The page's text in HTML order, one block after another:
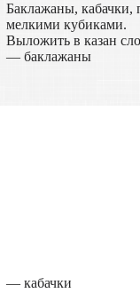
Баклажаны, кабачки,
мелкими кубиками.
Выложить в казан
— баклажаны
— кабачки